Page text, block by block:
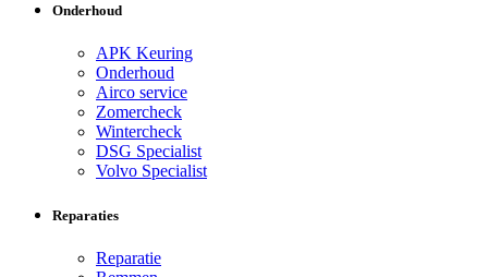
Onderhoud
APK Keuring
Onderhoud
Airco service
Zomercheck
Wintercheck
DSG Specialist
Volvo Specialist
Reparaties
Reparatie